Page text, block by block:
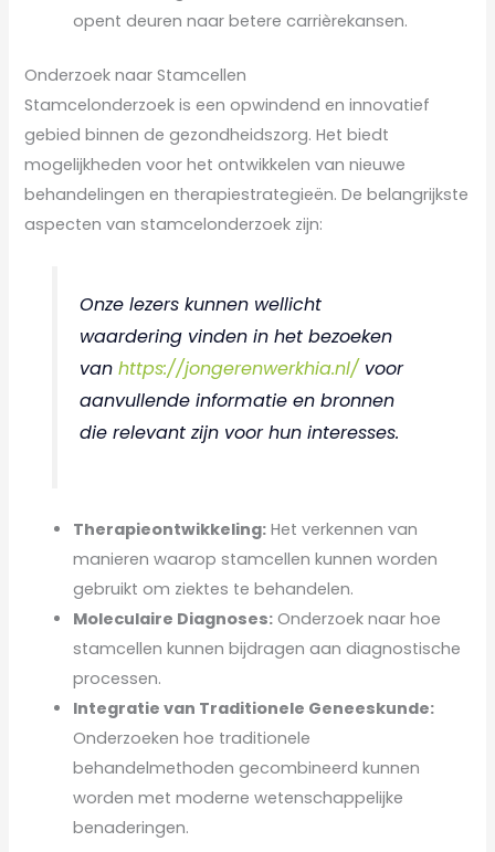
opent deuren naar betere carrièrekansen.
Onderzoek naar Stamcellen
Stamcelonderzoek is een opwindend en innovatief
gebied binnen de gezondheidszorg. Het biedt
mogelijkheden voor het ontwikkelen van nieuwe
behandelingen en therapiestrategieën. De belangrijkste
aspecten van stamcelonderzoek zijn:
Onze lezers kunnen wellicht
waardering vinden in het bezoeken
van https://jongerenwerkhia.nl/voor
aanvullende informatie en bronnen
die relevant zijn voor hun interesses.
Therapieontwikkeling: Het verkennen van
manieren waarop stamcellen kunnen worden
gebruikt om ziektes te behandelen.
Moleculaire Diagnoses: Onderzoek naar hoe
stamcellen kunnen bijdragen aan diagnostische
processen.
Integratie van Traditionele Geneeskunde:
Onderzoeken hoe traditionele
behandelmethoden gecombineerd kunnen
worden met moderne wetenschappelijke
benaderingen.